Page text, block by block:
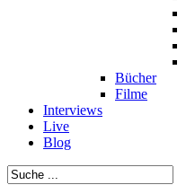
Bücher
Filme
Interviews
Live
Blog